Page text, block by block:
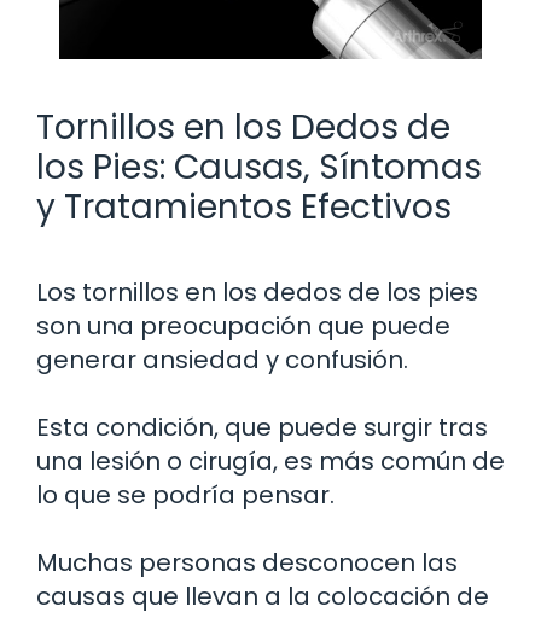
Tornillos en los Dedos de
los Pies: Causas, Síntomas
y Tratamientos Efectivos
Los tornillos en los dedos de los pies
son una preocupación que puede
generar ansiedad y confusión.
Esta condición, que puede surgir tras
una lesión o cirugía, es más común de
lo que se podría pensar.
Muchas personas desconocen las
causas que llevan a la colocación de